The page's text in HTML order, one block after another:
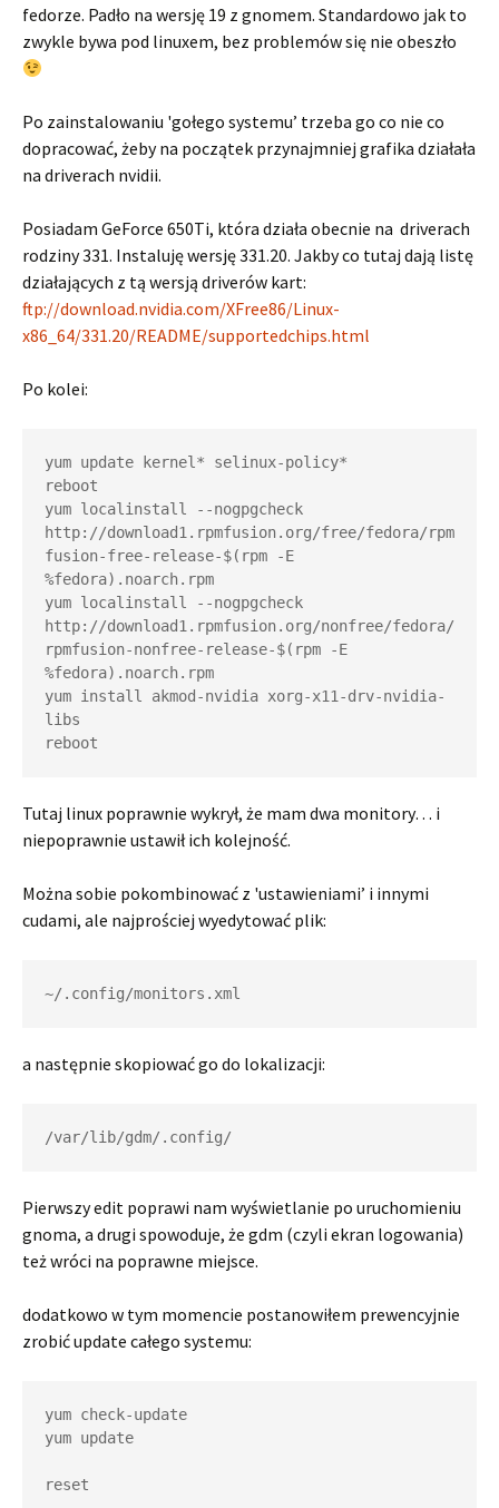
fedorze. Padło na wersję 19 z gnomem. Standardowo jak to
zwykle bywa pod linuxem, bez problemów się nie obeszło
Po zainstalowaniu 'gołego systemu’ trzeba go co nie co
dopracować, żeby na początek przynajmniej grafika działała
na driverach nvidii.
Posiadam GeForce 650Ti, która działa obecnie na driverach
rodziny 331. Instaluję wersję 331.20. Jakby co tutaj dają listę
działających z tą wersją driverów kart:
ftp://download.nvidia.com/XFree86/Linux-
x86_64/331.20/README/supportedchips.html
Po kolei:
yum update kernel* selinux-policy*
reboot
yum localinstall --nogpgcheck
http://download1.rpmfusion.org/free/fedora/rpm
fusion-free-release-$(rpm -E
%fedora).noarch.rpm
yum localinstall --nogpgcheck
http://download1.rpmfusion.org/nonfree/fedora/
rpmfusion-nonfree-release-$(rpm -E
%fedora).noarch.rpm
yum install akmod-nvidia xorg-x11-drv-nvidia-
libs
reboot
Tutaj linux poprawnie wykrył, że mam dwa monitory… i
niepoprawnie ustawił ich kolejność.
Można sobie pokombinować z 'ustawieniami’ i innymi
cudami, ale najprościej wyedytować plik:
~/.config/monitors.xml
a następnie skopiować go do lokalizacji:
/var/lib/gdm/.config/
Pierwszy edit poprawi nam wyświetlanie po uruchomieniu
gnoma, a drugi spowoduje, że gdm (czyli ekran logowania)
też wróci na poprawne miejsce.
dodatkowo w tym momencie postanowiłem prewencyjnie
zrobić update całego systemu:
yum check-update
yum update
reset